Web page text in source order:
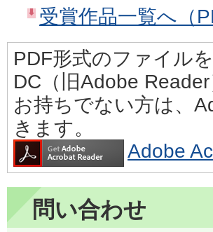
受賞作品一覧へ（
PDF形式のファイル
DC（旧Adobe
お持ちでない方は、
きます。
Adobe
問い合わせ